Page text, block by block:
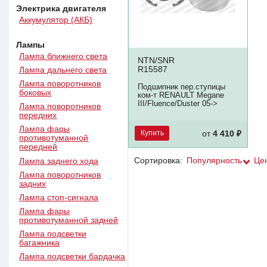
Электрика двигателя
Аккумулятор (АКБ)
Лампы
Лампа ближнего света
Лампа дальнего света
Лампа поворотников
боковых
Лампа поворотников
передних
Лампа фары
противотуманной
передней
Лампа заднего хода
Лампа поворотников
задних
Лампа стоп-сигнала
Лампа фары
противотуманной задней
Лампа подсветки
багажника
Лампа подсветки бардачка
NTN/SNR
R15587
Подшипник пер.ступицы
ком-т RENAULT Megane
III/Fluence/Duster 05->
Купить от4 410 ₽
Сортировка: Популярность